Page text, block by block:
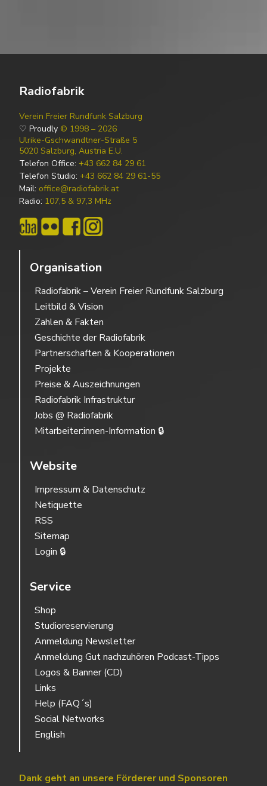
Radiofabrik
Verein Freier Rundfunk Salzburg
♡ Proudly © 1998 – 2026
Ulrike-Gschwandtner-Straße 5
5020 Salzburg, Austria E.U.
Telefon Office: +43 662 84 29 61
Telefon Studio: +43 662 84 29 61-55
Mail: office@radiofabrik.at
Radio: 107,5 & 97,3 MHz
Organisation
Radiofabrik – Verein Freier Rundfunk Salzburg
Leitbild & Vision
Zahlen & Fakten
Geschichte der Radiofabrik
Partnerschaften & Kooperationen
Projekte
Preise & Auszeichnungen
Radiofabrik Infrastruktur
Jobs @ Radiofabrik
Mitarbeiter:innen-Information 🔒
Website
Impressum & Datenschutz
Netiquette
RSS
Sitemap
Login 🔒
Service
Shop
Studioreservierung
Anmeldung Newsletter
Anmeldung Gut nachzuhören Podcast-Tipps
Logos & Banner (CD)
Links
Help (FAQ´s)
Social Networks
English
Dank geht an unsere Förderer und Sponsoren